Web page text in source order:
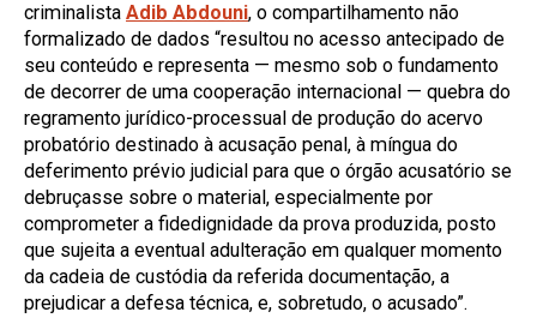
criminalista Adib Abdouni, o compartilhamento não
formalizado de dados “resultou no acesso antecipado de
seu conteúdo e representa — mesmo sob o fundamento
de decorrer de uma cooperação internacional — quebra do
regramento jurídico-processual de produção do acervo
probatório destinado à acusação penal, à míngua do
deferimento prévio judicial para que o órgão acusatório se
debruçasse sobre o material, especialmente por
comprometer a fidedignidade da prova produzida, posto
que sujeita a eventual adulteração em qualquer momento
da cadeia de custódia da referida documentação, a
prejudicar a defesa técnica, e, sobretudo, o acusado”.